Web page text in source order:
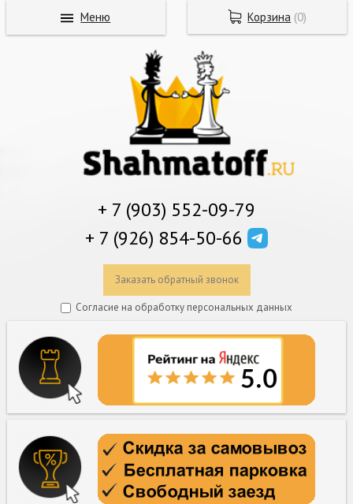
+ 7 (903) 552-09-79
+ 7 (926) 854-50-66
Заказать обратный звонок
Согласие на обработку персональных данных
Корзина (0)
Меню